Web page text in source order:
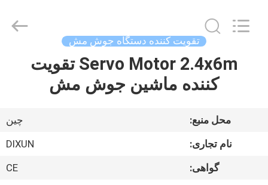
صفحه
محصولات
Products
تقویت کننده دستگاه جوش مش
Servo Motor 2.4x6m تقویت
کننده ماشین جوش مش
محل منبع:
چین
نام تجاری:
DIXUN
گواهی:
CE